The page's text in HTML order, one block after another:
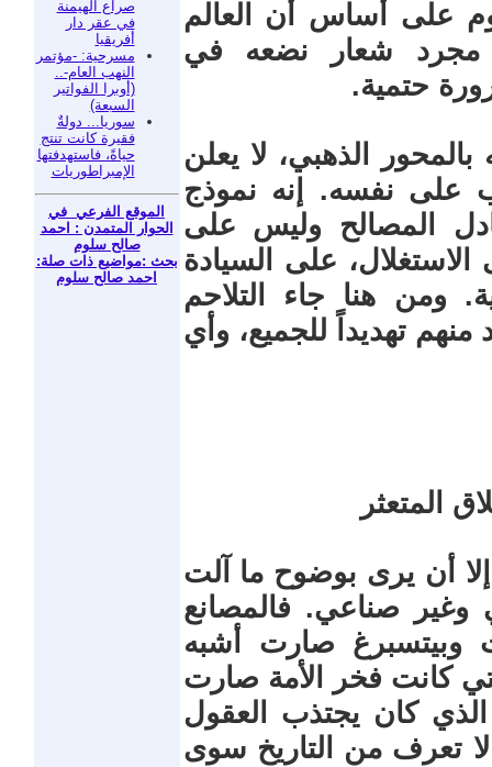
صراع الهيمنة
في عقر دار
أفريقيا
مسرحية: -مؤتمر
النهب العام-..
(أوبرا الفواتير
السبعة)
سوريا... دولةٌ
فقيرة كانت تنتج
حياةً، فاستهدفتها
الإمبراطوريات
الموقع الفرعي في
الحوار المتمدن : احمد
صالح سلوم
بحث :مواضيع ذات صلة:
احمد صالح سلوم
على أساس أن العالم
مجرد شعار نضعه في
حتمية.
الذهبي، لا يعلن
على نفسه. إنه نموذج
المصالح وليس على
على السيادة
ومن هنا جاء التلاحم
تهديداً للجميع، وأي
المتعثر
أن يرى بوضوح ما آلت
وغير صناعي. فالمصانع
وبيتسبرغ صارت أشبه
كانت فخر الأمة صارت
الذي كان يجتذب العقول
تعرف من التاريخ سوى